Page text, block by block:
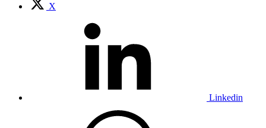
X
Linkedin